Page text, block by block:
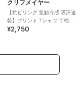
クリフメイヤー
【抗ピリング 接触冷感 吸汗速
乾】プリント Tシャツ 半袖 サ
ッカー 120cm～170cm
¥2,750